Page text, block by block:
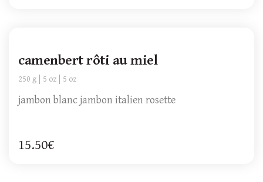
camenbert rôti au miel
250 g 5 oz 5 oz
jambon blanc jambon italien rosette
15.50€